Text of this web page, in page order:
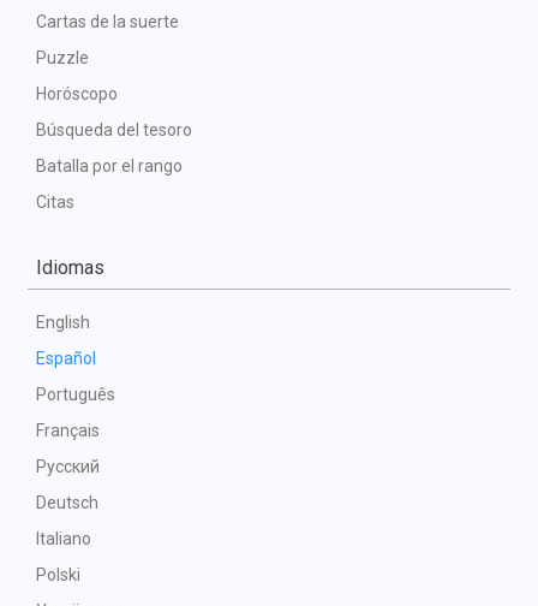
Cartas de la suerte
Puzzle
Horóscopo
Búsqueda del tesoro
Batalla por el rango
Citas
Idiomas
English
Español
Português
Français
Русский
Deutsch
Italiano
Polski